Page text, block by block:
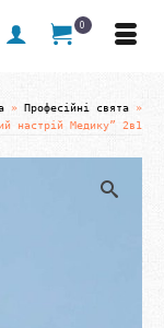
0
» Професійні свята
»
настрій Медику” 2в1